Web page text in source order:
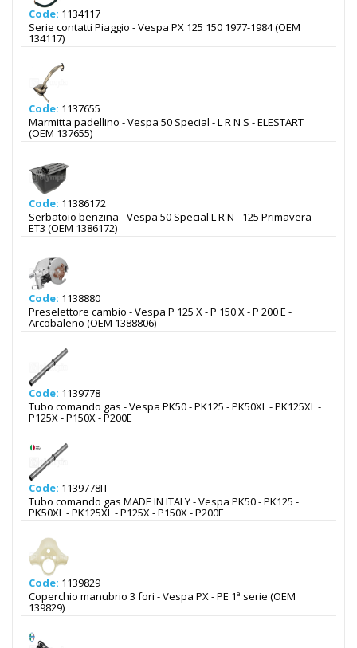
Code: 1134117
Serie contatti Piaggio - Vespa PX 125 150 1977-1984 (OEM
134117)
Code: 1137655
Marmitta padellino - Vespa 50 Special - L R N S - ELESTART
(OEM 137655)
Code: 11386172
Serbatoio benzina - Vespa 50 Special L R N - 125 Primavera -
ET3 (OEM 1386172)
Code: 1138880
Preselettore cambio - Vespa P 125 X - P 150 X - P 200 E -
Arcobaleno (OEM 1388806)
Code: 1139778
Tubo comando gas - Vespa PK50 - PK125 - PK50XL - PK125XL -
P125X - P150X - P200E
Code: 1139778IT
Tubo comando gas MADE IN ITALY - Vespa PK50 - PK125 -
PK50XL - PK125XL - P125X - P150X - P200E
Code: 1139829
Coperchio manubrio 3 fori - Vespa PX - PE 1ª serie (OEM
139829)